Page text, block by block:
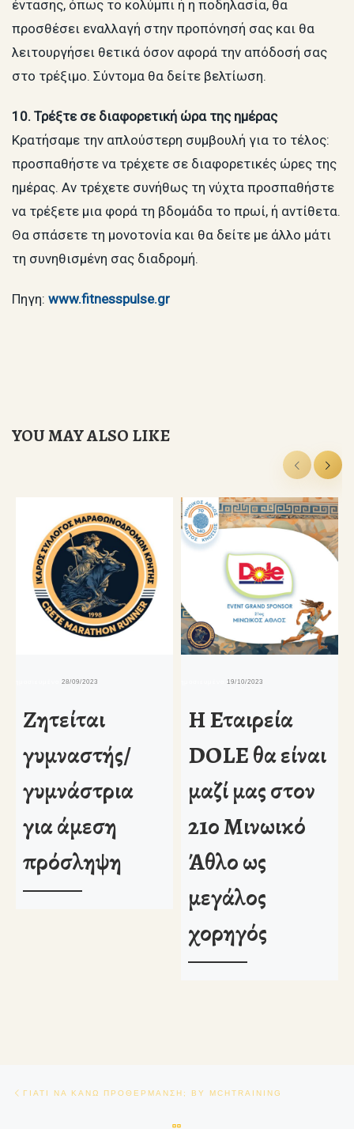
έντασης, όπως το κολύμπι ή η ποδηλασία, θα
προσθέσει εναλλαγή στην προπόνησή σας και θα
λειτουργήσει θετικά όσον αφορά την απόδοσή σας
στο τρέξιμο. Σύντομα θα δείτε βελτίωση.
10. Τρέξτε σε διαφορετική ώρα της ημέρας
Κρατήσαμε την απλούστερη συμβουλή για το τέλος:
προσπαθήστε να τρέχετε σε διαφορετικές ώρες της
ημέρας. Αν τρέχετε συνήθως τη νύχτα προσπαθήστε
να τρέξετε μια φορά τη βδομάδα το πρωί, ή αντίθετα.
Θα σπάσετε τη μονοτονία και θα δείτε με άλλο μάτι
τη συνηθισμένη σας διαδρομή.
Πηγη: www.fitnesspulse.gr
YOU MAY ALSO LIKE
δημοσιευμένο28/09/2023
Ζητείται
γυμναστής/
γυμνάστρια
για άμεση
πρόσληψη
19/10/2023
Η Εταιρεία
DOLE θα είναι
μαζί μας στον
21ο Μινωικό
Άθλο ως
μεγάλος
χορηγός
Πλοήγηση δημοσιεύσεων
ΓΙΑΤΙ ΝΑ ΚΑΝΩ ΠΡΟΘΕΡΜΑΝΣΗ; BY MCHTRAINING